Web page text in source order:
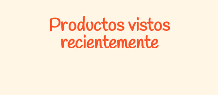
Beneficios principales
Productos vistos
recientemente